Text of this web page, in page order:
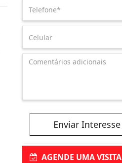
Enviar Interesse
AGENDE UMA VISITA